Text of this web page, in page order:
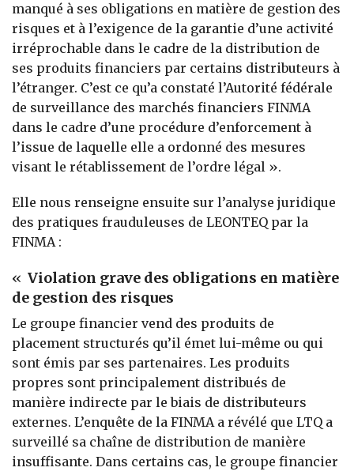
manqué à ses obligations en matière de gestion des
risques et à l’exigence de la garantie d’une activité
irréprochable dans le cadre de la distribution de
ses produits financiers par certains distributeurs à
l’étranger. C’est ce qu’a constaté l’Autorité fédérale
de surveillance des marchés financiers FINMA
dans le cadre d’une procédure d’enforcement à
l’issue de laquelle elle a ordonné des mesures
visant le rétablissement de l’ordre légal ».
Elle nous renseigne ensuite sur l’analyse juridique
des pratiques frauduleuses de LEONTEQ par la
FINMA :
« Violation grave des obligations en matière
de gestion des risques
Le groupe financier vend des produits de
placement structurés qu’il émet lui-même ou qui
sont émis par ses partenaires. Les produits
propres sont principalement distribués de
manière indirecte par le biais de distributeurs
externes. L’enquête de la FINMA a révélé que LTQ a
surveillé sa chaîne de distribution de manière
insuffisante. Dans certains cas, le groupe financier